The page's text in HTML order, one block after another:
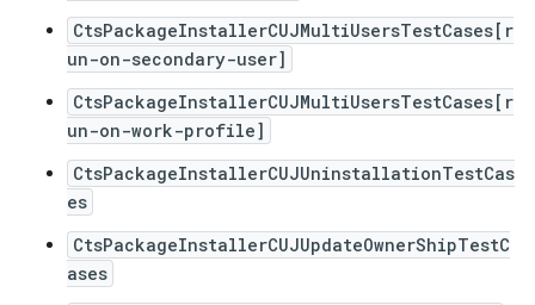
CtsPackageInstallerCUJMultiUsersTestCases[r
un-on-secondary-user]
CtsPackageInstallerCUJMultiUsersTestCases[r
un-on-work-profile]
CtsPackageInstallerCUJUninstallationTestCas
es
CtsPackageInstallerCUJUpdateOwnerShipTestC
ases